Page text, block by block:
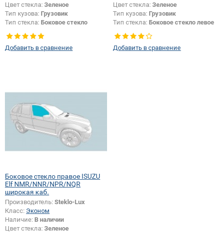
Цвет стекла: Зеленое
Тип кузова: Грузовик
Тип стекла: Боковое стекло
Добавить в сравнение
Цвет стекла:Зеленое
Тип кузова: Грузовик
Тип стекла: Боковое стекло левое
Добавить в сравнение
Боковое стекло правое ISUZU
Elf NMR/NNR/NPR/NQR
широкая каб.
Производитель: Steklo-Lux
Класс: Эконом
Наличие: В наличии
Цвет стекла: Зеленое